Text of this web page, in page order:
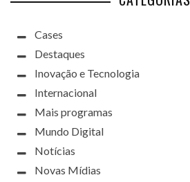
Cases
Destaques
Inovação e Tecnologia
Internacional
Mais programas
Mundo Digital
Notícias
Novas Mídias